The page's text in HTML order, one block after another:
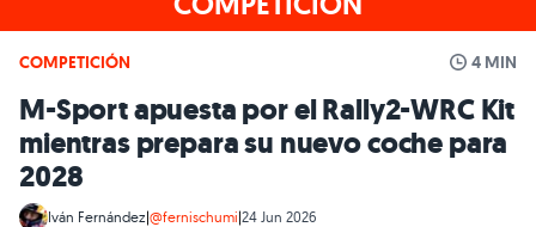
COMPETICIÓN 4 MIN
M-Sport apuesta por el Rally2-WRC Kit
mientras prepara su nuevo coche para
2028
Iván Fernández|@fernischumi|24 Jun 2026